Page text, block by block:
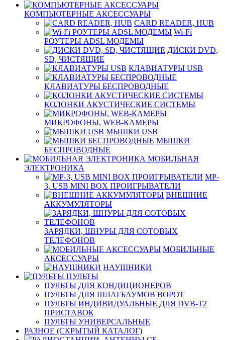
КОМПЬЮТЕРНЫЕ АКСЕССУАРЫ
CARD READER, HUB
Wi-Fi
РОУТЕРЫ ADSL МОДЕМЫ
ДИСКИ DVD,
SD, ЧИСТЯЩИЕ
КЛАВИАТУРЫ USB
КЛАВИАТУРЫ БЕСПРОВОДНЫЕ
КОЛОНКИ АКУСТИЧЕСКИЕ СИСТЕМЫ
МИКРОФОНЫ, WEB-КАМЕРЫ
МЫШКИ USB
МЫШКИ
БЕСПРОВОДНЫЕ
МОБИЛЬНАЯ
ЭЛЕКТРОНИКА
MP-
3, USB MINI BOX ПРОИГРЫВАТЕЛИ
ВНЕШНИЕ
АККУМУЛЯТОРЫ
ЗАРЯДКИ, ШНУРЫ ДЛЯ СОТОВЫХ
ТЕЛЕФОНОВ
МОБИЛЬНЫЕ
АКСЕССУАРЫ
НАУШНИКИ
ПУЛЬТЫ
ПУЛЬТЫ ДЛЯ КОНДИЦИОНЕРОВ
ПУЛЬТЫ ДЛЯ ШЛАГБАУМОВ ВОРОТ
ПУЛЬТЫ ИНДИВИДУАЛЬНЫЕ ДЛЯ DVB-T2
ПРИСТАВОК
ПУЛЬТЫ УНИВЕРСАЛЬНЫЕ
РАЗНОЕ (СКРЫТЫЙ КАТАЛОГ)